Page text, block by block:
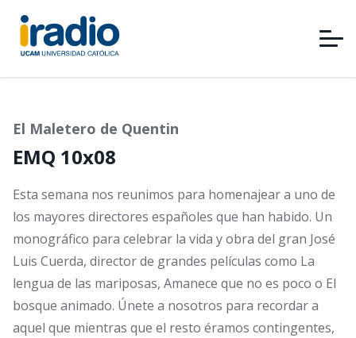
Pasar
contenido
principal
El Maletero de Quentin
EMQ 10x08
Esta semana nos reunimos para homenajear a uno de
los mayores directores españoles que han habido. Un
monográfico para celebrar la vida y obra del gran José
Luis Cuerda, director de grandes películas como La
lengua de las mariposas, Amanece que no es poco o El
bosque animado. Únete a nosotros para recordar a
aquel que mientras que el resto éramos contingentes,